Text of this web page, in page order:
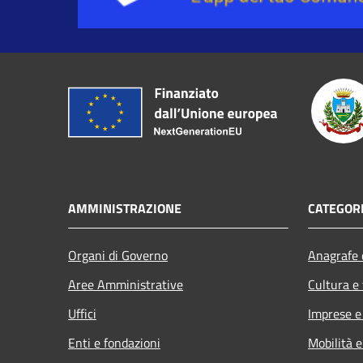
AMMINISTRAZIONE
Organi di Governo
Aree Amministrative
Uffici
Enti e fondazioni
Cultura
Imprese
Mobilità